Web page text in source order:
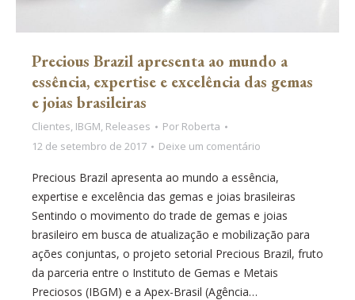
Precious Brazil apresenta ao mundo a
essência, expertise e excelência das gemas
e joias brasileiras
Clientes, IBGM, Releases Por Roberta
12 de setembro de 2017
Deixe um comentário
Precious Brazil apresenta ao mundo a essência,
expertise e excelência das gemas e joias brasileiras
Sentindo o movimento do trade de gemas e joias
brasileiro em busca de atualização e mobilização para
ações conjuntas, o projeto setorial Precious Brazil, fruto
da parceria entre o Instituto de Gemas e Metais
Preciosos (IBGM) e a Apex-Brasil (Agência…